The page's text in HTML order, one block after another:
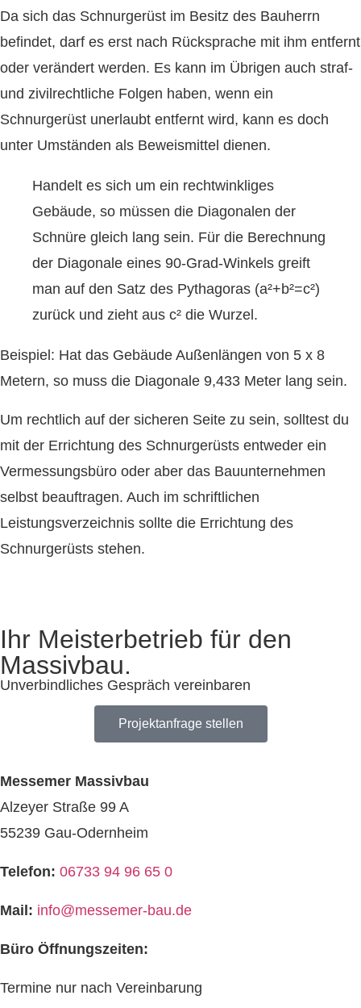
Da sich das Schnurgerüst im Besitz des Bauherrn
befindet, darf es erst nach Rücksprache mit ihm entfernt
oder verändert werden. Es kann im Übrigen auch straf-
und zivilrechtliche Folgen haben, wenn ein
Schnurgerüst unerlaubt entfernt wird, kann es doch
unter Umständen als Beweismittel dienen.
Handelt es sich um ein rechtwinkliges
Gebäude, so müssen die Diagonalen der
Schnüre gleich lang sein. Für die Berechnung
der Diagonale eines 90-Grad-Winkels greift
man auf den Satz des Pythagoras (a²+b²=c²)
zurück und zieht aus c² die Wurzel.
Beispiel: Hat das Gebäude Außenlängen von 5 x 8
Metern, so muss die Diagonale 9,433 Meter lang sein.
Um rechtlich auf der sicheren Seite zu sein, solltest du
mit der Errichtung des Schnurgerüsts entweder ein
Vermessungsbüro oder aber das Bauunternehmen
selbst beauftragen. Auch im schriftlichen
Leistungsverzeichnis sollte die Errichtung des
Schnurgerüsts stehen.
Ihr Meisterbetrieb für den
Massivbau.
Unverbindliches Gespräch vereinbaren
Projektanfrage stellen
Messemer Massivbau
Alzeyer Straße 99 A
55239 Gau-Odernheim
Telefon: 06733 94 96 65 0
Mail: info@messemer-bau.de
Büro Öffnungszeiten:
Termine nur nach Vereinbarung